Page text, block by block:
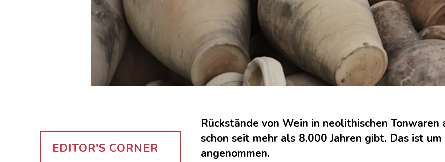
Rückstände von Wein in neolithischen Tonwaren
schon seit mehr als 8.000 Jahren gibt. Das ist
angenommen.
EDITOR'S CORNER